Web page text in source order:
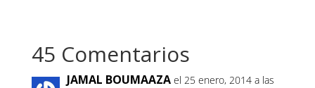
45 Comentarios
JAMAL BOUMAAZA el 25 enero, 2014 a las